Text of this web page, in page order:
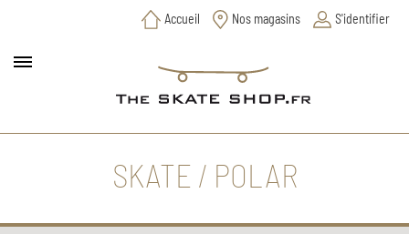
Accueil Nos magasins S'identifier
SKATE / POLAR